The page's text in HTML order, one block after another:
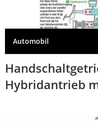
Automobil
Hybridantrieb